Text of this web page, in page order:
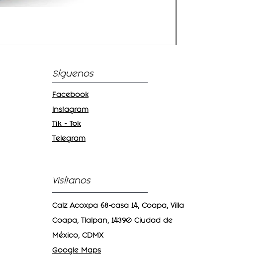
Síguenos
Facebook
Instagram
Tik - Tok
Telegram
Visítanos
Calz Acoxpa 68-casa 14, Coapa, Villa
Coapa, Tlalpan, 14390 Ciudad de
México, CDMX
Google Maps